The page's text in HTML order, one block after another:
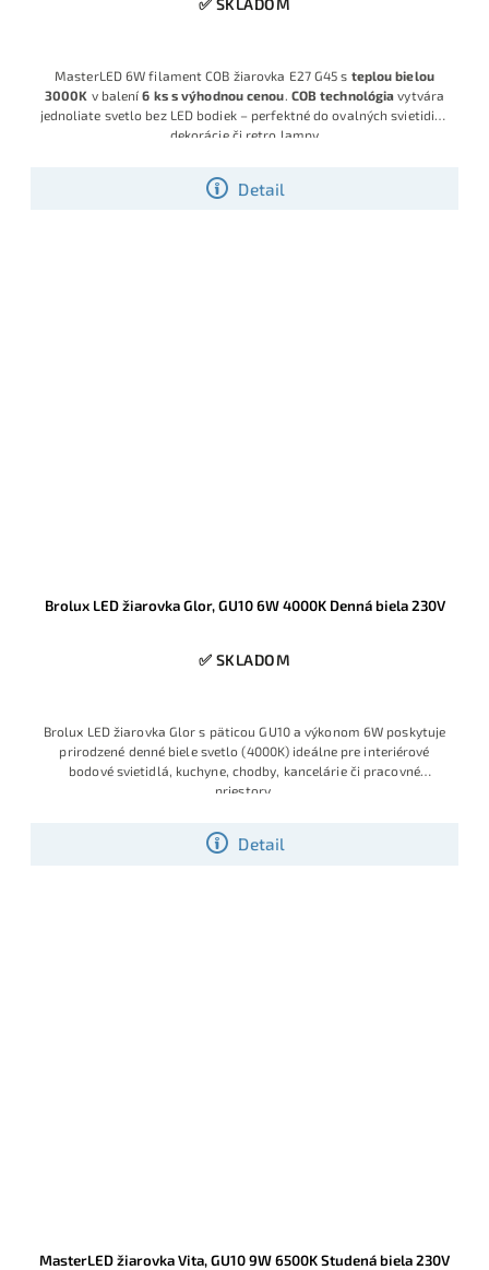
✅ SKLADOM
Detail
MasterLED 6W filament COB žiarovka E27 G45 s teplou bielou
3000K v balení6 ks s výhodnou cenou. COB technológia vytvára
jednoliate svetlo bez LED bodiek – perfektné do ovalných svietidiel,
dekorácie či retro lampy
Brolux LED žiarovka Glor, GU10 6W 4000K Denná biela 230V
✅ SKLADOM
Detail
Brolux LED žiarovka Glor s päticou GU10 a výkonom 6W poskytuje
prirodzené denné biele svetlo (4000K) ideálne pre interiérové
bodové svietidlá, kuchyne, chodby, kancelárie či pracovné
priestory.
MasterLED žiarovka Vita, GU10 9W 6500K Studená biela 230V